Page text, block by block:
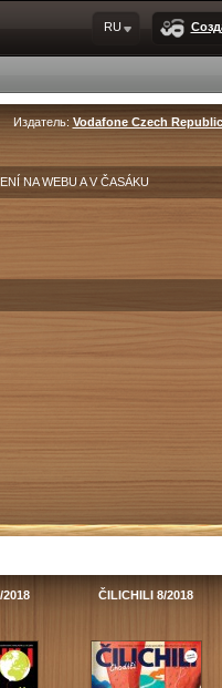
RU
Издатель: Vodafone Czech
NA WEBU A V ČASÁKU
ČILICHILI 8/2018